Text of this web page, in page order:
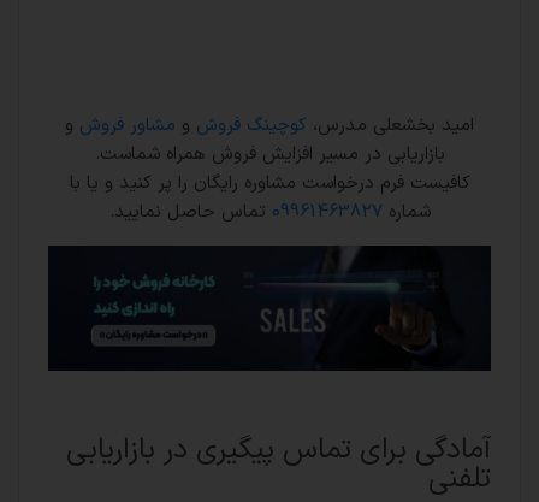
امید بخشعلی مدرس، کوچینگ فروش و مشاور فروش و
بازاریابی در مسیر افزایش فروش همراه شماست.
کافیست فرم درخواست مشاوره رایگان را پر کنید و یا با
شماره 09961463827 تماس حاصل نمایید.
آمادگی برای تماس پیگیری در بازاریابی
تلفنی